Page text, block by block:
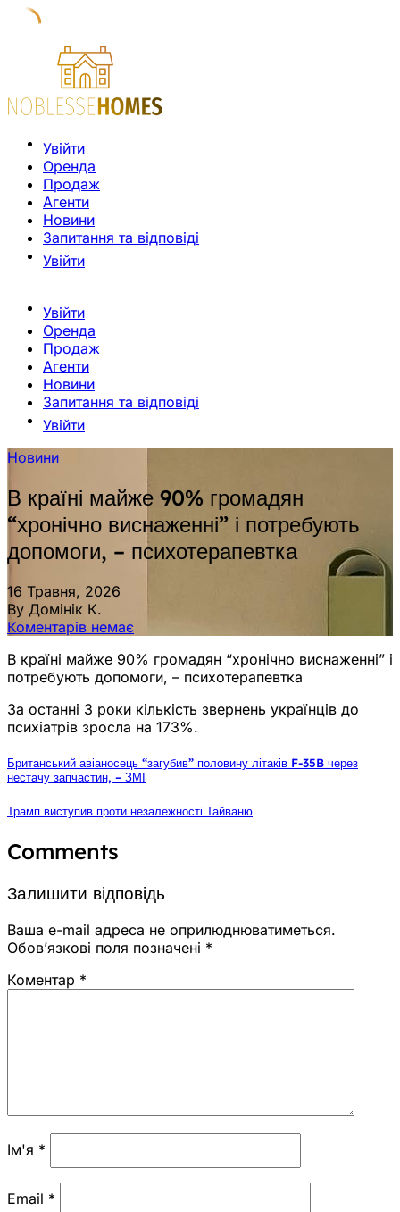
Увійти
Оренда
Продаж
Агенти
Новини
Запитання та відповіді
Увійти
Увійти
Оренда
Продаж
Агенти
Новини
Запитання та відповіді
Увійти
Новини
В країні майже 90% громадян
“хронічно виснаженні” і потребують
допомоги, – психотерапевтка
16 Травня, 2026
By Домінік К.
Коментарів немає
В країні майже 90% громадян “хронічно виснаженні” і
потребують допомоги, – психотерапевтка
За останні 3 роки кількість звернень українців до
психіатрів зросла на 173%.
Британський авіаносець “загубив” половину літаків F-35B через
нестачу запчастин, – ЗМІ
Трамп виступив проти незалежності Тайваню
Comments
Залишити відповідь
Ваша e-mail адреса не оприлюднюватиметься.
Обов’язкові поля позначені *
Коментар *
Ім'я *
Email *